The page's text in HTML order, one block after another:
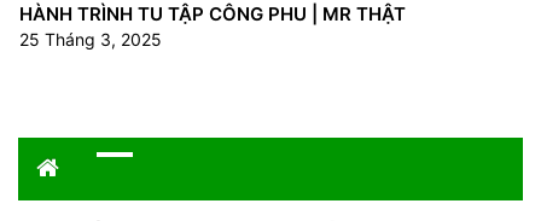
HÀNH TRÌNH TU TẬP CÔNG PHU | MR THẬT
25 Tháng 3, 2025